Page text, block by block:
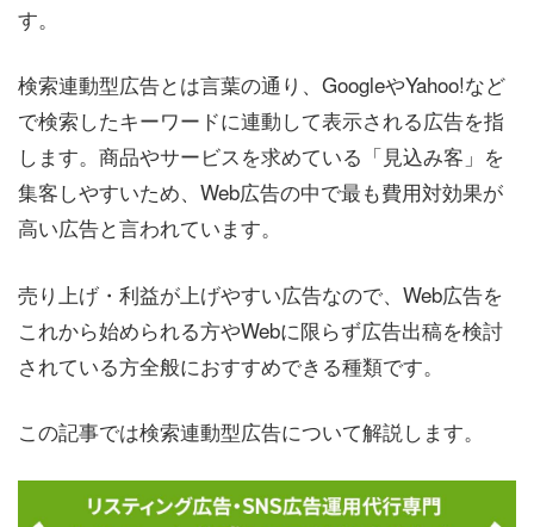
す。
検索連動型広告とは言葉の通り、GoogleやYahoo!など
で検索したキーワードに連動して表示される広告を指
します。商品やサービスを求めている「見込み客」を
集客しやすいため、Web広告の中で最も費用対効果が
高い広告と言われています。
売り上げ・利益が上げやすい広告なので、Web広告を
これから始められる方やWebに限らず広告出稿を検討
されている方全般におすすめできる種類です。
この記事では検索連動型広告について解説します。